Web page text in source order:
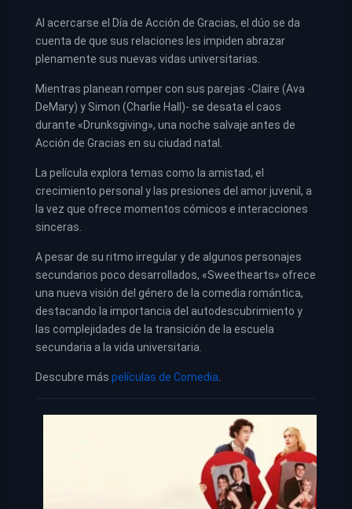
Al acercarse el Día de Acción de Gracias, el dúo se da
cuenta de que sus relaciones les impiden abrazar
plenamente sus nuevas vidas universitarias.
Mientras planean romper con sus parejas -Claire (Ava
DeMary) y Simon (Charlie Hall)- se desata el caos
durante «Drunksgiving», una noche salvaje antes de
Acción de Gracias en su ciudad natal.
La película explora temas como la amistad, el
crecimiento personal y las presiones del amor juvenil, a
la vez que ofrece momentos cómicos e interacciones
sinceras.
A pesar de su ritmo irregular y de algunos personajes
secundarios poco desarrollados, «Sweethearts» ofrece
una nueva visión del género de la comedia romántica,
destacando la importancia del autodescubrimiento y
las complejidades de la transición de la escuela
secundaria a la vida universitaria.
Descubre más películas de Comedia